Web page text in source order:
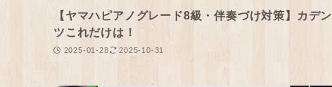
【ヤマハピアノグレード8級・伴奏づけ対策】カデン
ツこれだけは！
2025-01-28 2025-10-31